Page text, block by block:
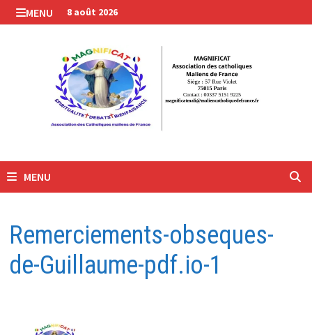
Passer
au
MENU 8 août 2026
MENU
Remerciements-obseques-
de-Guillaume-pdf.io-1